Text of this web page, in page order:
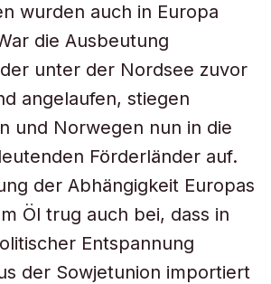
wurden auch in Europa
die Ausbeutung
unter der Nordsee zuvor
angelaufen, stiegen
und Norwegen nun in die
Förderländer auf.
der Abhängigkeit Europas
Öl trug auch bei, dass in
Entspannung
der Sowjetunion importiert